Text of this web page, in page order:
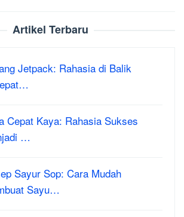
Artikel Terbaru
Jetpack: Rahasia di Balik
Cepat Kaya: Rahasia Sukses
…
Sayur Sop: Cara Mudah
Sayu…